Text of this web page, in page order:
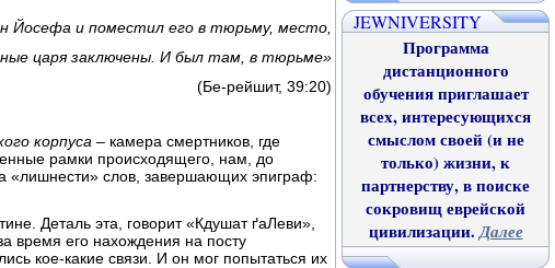
Йосефа и поместил его в тюрьму, место,
царя заключены. И был там, в тюрьме»
(Бе-рейшит, 39:20)
корпуса – камера смертников, где
рамки происходящего, нам, до
«лишнести» слов, завершающих эпиграф:
Деталь эта, говорит «Кдушат ґаЛеви»,
время его нахождения на посту
кое-какие связи. И он мог попытаться их
JEWNIVERSITY
Программа
дистанционного
обучения приглашает
всех, интересующихся
смыслом своей (и не
только) жизни, к
партнерству, в поиске
сокровищ еврейской
цивилизации.Далее